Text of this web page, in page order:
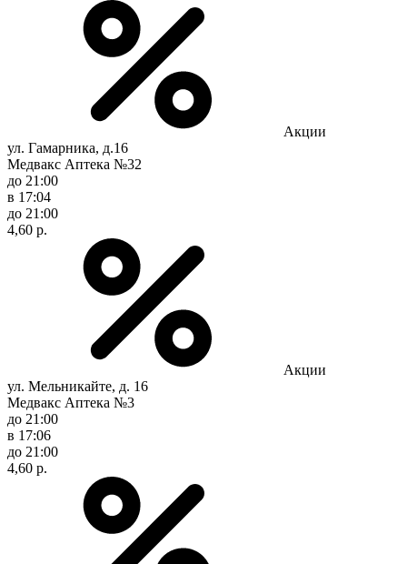
Акции
ул. Гамарника, д.16
Медвакс Аптека №32
до 21:00
в 17:04
до 21:00
4,60 р.
Акции
ул. Мельникайте, д. 16
Медвакс Аптека №3
до 21:00
в 17:06
до 21:00
4,60 р.